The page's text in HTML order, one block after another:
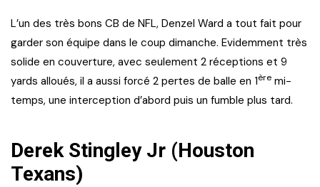
L’un des très bons CB de NFL, Denzel Ward a tout fait pour
garder son équipe dans le coup dimanche. Evidemment très
solide en couverture, avec seulement 2 réceptions et 9
yards alloués, il a aussi forcé 2 pertes de balle en 1ère mi-
temps, une interception d’abord puis un fumble plus tard.
Derek Stingley Jr (Houston
Texans)